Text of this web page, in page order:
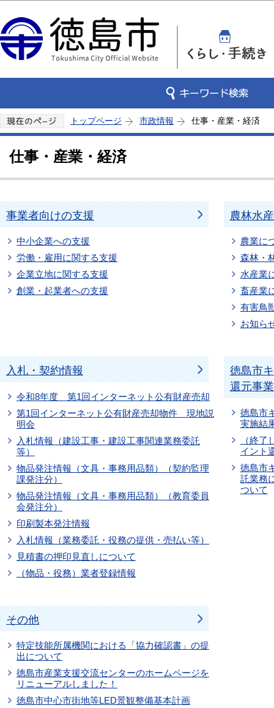
トップページ 市政情報 仕事・産業・経済
仕事・産業・経済
事業者向けの支援
中小企業への支援
労働・雇用に関する支援
企業立地に関する支援
創業・起業者への支援
農林水
農業に
森林・
水産業
畜産業
有害鳥
お知ら
入札・契約情報
令和8年度 第1回インターネット公有財産売却
第1回インターネット公有財産売却物件 現地説
明会
入札情報（建設工事・建設工事関連業務委託
等）
物品発注情報（文具・事務用品類）（契約監理
課発注分）
物品発注情報（文具・事務用品類）（教育委員
会発注分）
印刷製本発注情報
入札情報（業務委託・役務の提供・売払い等）
見積書の押印見直しについて
（物品・役務）業者登録情報
徳島市
還元事業
徳島市
実施結
（終
イント
徳島市
託業務
ついて
その他
特定技能所属機関における「協力確認書」の提
出について
徳島市産業支援交流センターのホームページを
リニューアルしました！
徳島市中心市街地等LED景観整備基本計画